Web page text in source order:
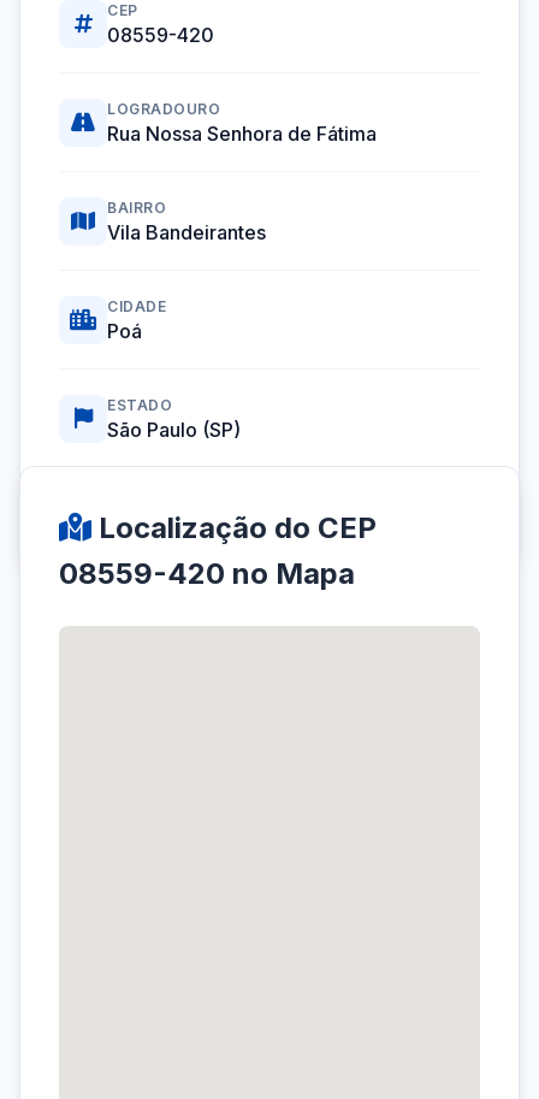
CEP
08559-420
LOGRADOURO
Rua Nossa Senhora de Fátima
BAIRRO
Vila Bandeirantes
CIDADE
Poá
ESTADO
São Paulo (SP)
Localização do CEP
08559-420 no Mapa